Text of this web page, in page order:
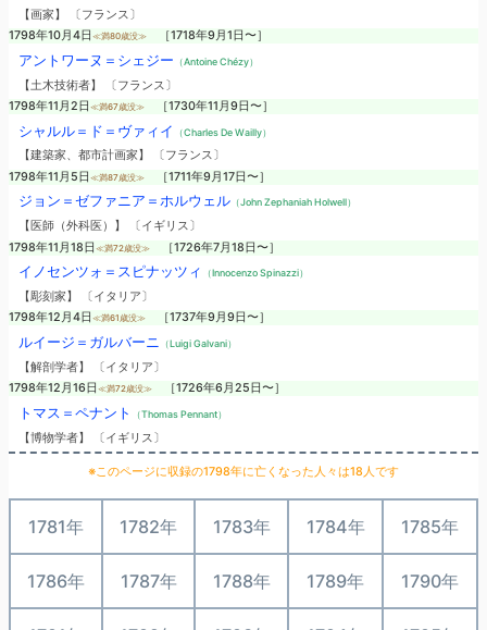
【画家】 〔フランス〕
1798年10月4日 ≪満80歳没≫ ［1718年9月1日〜］
アントワーヌ＝シェジー （Antoine Chézy）
【土木技術者】 〔フランス〕
1798年11月2日 ≪満67歳没≫ ［1730年11月9日〜］
シャルル＝ド＝ヴァィイ （Charles De Wailly）
【建築家、都市計画家】 〔フランス〕
1798年11月5日 ≪満87歳没≫ ［1711年9月17日〜］
ジョン＝ゼファニア＝ホルウェル（John Zephaniah Holwell）
【医師（外科医）】 〔イギリス〕
1798年11月18日 ≪満72歳没≫ ［1726年7月18日〜］
イノセンツォ＝スピナッツィ （Innocenzo Spinazzi）
【彫刻家】 〔イタリア〕
1798年12月4日 ≪満61歳没≫ ［1737年9月9日〜］
ルイージ＝ガルバーニ （Luigi Galvani）
【解剖学者】 〔イタリア〕
1798年12月16日 ≪満72歳没≫ ［1726年6月25日〜］
トマス＝ペナント （Thomas Pennant）
【博物学者】 〔イギリス〕
※このページに収録の1798年に亡くなった人々は18人です
1781年 1782年 1783年 1784年 1785年
1786年 1787年 1788年 1789年 1790年